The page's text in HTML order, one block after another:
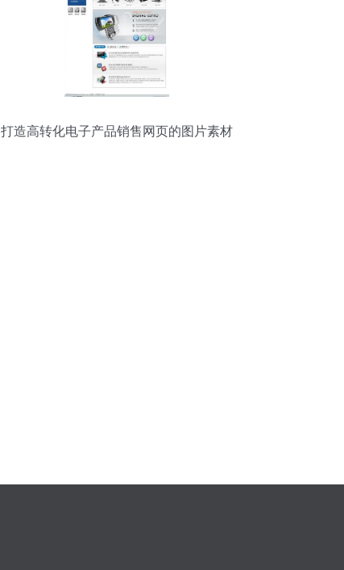
打造高转化电子产品销售网页的图片素材